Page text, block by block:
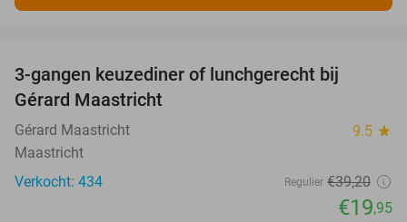
3-gangen keuzediner of lunchgerecht bij
Gérard Maastricht
Gérard Maastricht 9.5 star
Maastricht
Verkocht: 434
Regulier €39,20
€19,95